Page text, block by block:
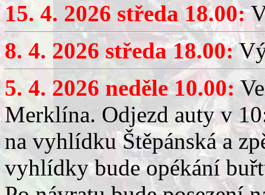
15. 4. 2026 středa 18.00:
8. 4. 2026 středa 18.00:
5. 4. 2026 neděle 10.00:
Merklína. Odjezd auty v
na vyhlídku Štěpánská a
vyhlídky bude opékání